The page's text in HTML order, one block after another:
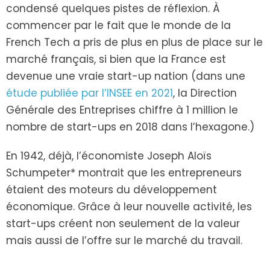
condensé quelques pistes de réflexion. À
commencer par le fait que le monde de la
French Tech a pris de plus en plus de place sur le
marché français, si bien que la France est
devenue une vraie start-up nation (dans une
étude publiée par l’INSEE en 2021, la Direction
Générale des Entreprises chiffre à 1 million le
nombre de start-ups en 2018 dans l’hexagone.)
En 1942, déjà, l’économiste Joseph Aloïs
Schumpeter* montrait que les entrepreneurs
étaient des moteurs du développement
économique. Grâce à leur nouvelle activité, les
start-ups créent non seulement de la valeur
mais aussi de l’offre sur le marché du travail.